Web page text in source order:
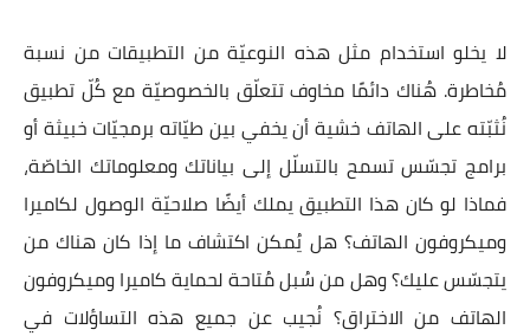
لا يخلو استخدام مثل هذه النوعيّة من التطبيقات من نسبة
مُخاطرة. هُناك دائمًا مخاوف تتعلّق بالخصوصيّة مع كُلّ تطبيق
نُثبّته على الهاتف خشية أن يخفي بين طيّاته برمجيّات خبيثة أو
برامج تجسّس تسمح بالتسلّل إلى بياناتك ومعلوماتك الخاصّة،
فماذا لو كان هذا التطبيق يملك أيضًا صلاحيّة الوصول لكاميرا
وميكروفون الهاتف؟ هل يُمكن اكتشاف ما إذا كان هناك من
يتجسّس عليك؟ وهل من سُبل مُتاحة لحماية كاميرا وميكروفون
الهاتف من الاختراق؟ نُجيب عن جميع هذه التساؤلات في